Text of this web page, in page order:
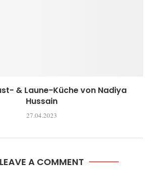
& Laune-Küche von Nadiya
Hussain
27.04.2023
LEAVE A COMMENT